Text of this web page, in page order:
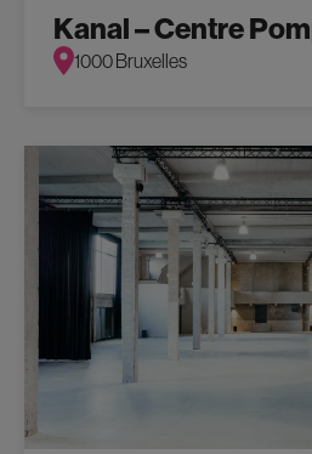
Kanal – Centre
1000 Bruxelles